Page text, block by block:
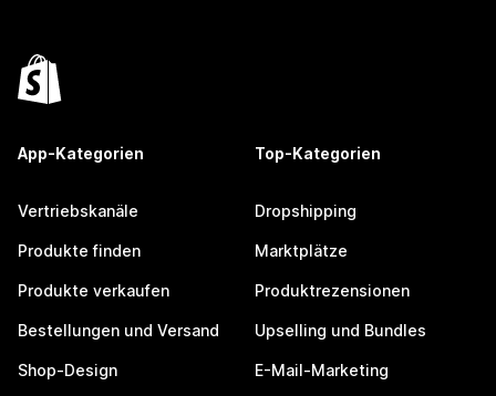
App-Kategorien
Vertriebskanäle
Produkte finden
Produkte verkaufen
Bestellungen und Versand
Shop-Design
Top-Kategorien
Dropshipping
Marktplätze
Produktrezensionen
Upselling und Bundles
E-Mail-Marketing